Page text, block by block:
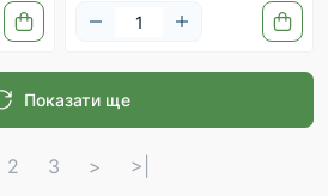
Показати ще
2 3 > >|